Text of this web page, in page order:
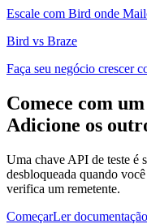
Escale com Bird onde
Bird vs Braze
Faça seu negócio crescer
Comece com
Adicione os
Uma chave API de teste é
desbloqueada quando
verifica um remetente.
ComeçarLer documentação